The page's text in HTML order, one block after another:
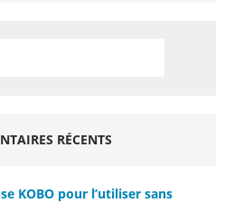
RÉCENTS
KOBO pour l’utiliser sans